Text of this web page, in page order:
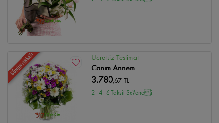
GÜNÜN FIRSATI Ücretsiz Teslimat
Canım Annem
3.780,67 TL
2 - 4 - 6 Taksit Se?enei